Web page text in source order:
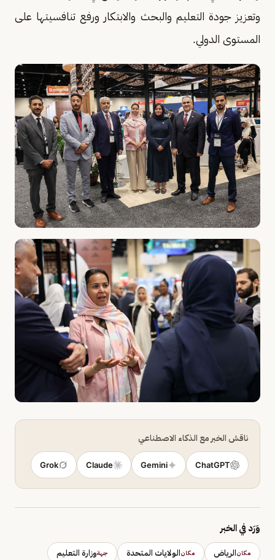
وتعزيز جودة التعليم والبحث والابتكار ورفع تنافسيتها على
المستوى الدولي.
ناقش الخبر مع الذكاء الاصطناعي
ChatGPT
Gemini
Claude
Grok
وَرَد في الخبر
مكانالرياض مكانالولايات المتحدة جهةوزارة التعليم